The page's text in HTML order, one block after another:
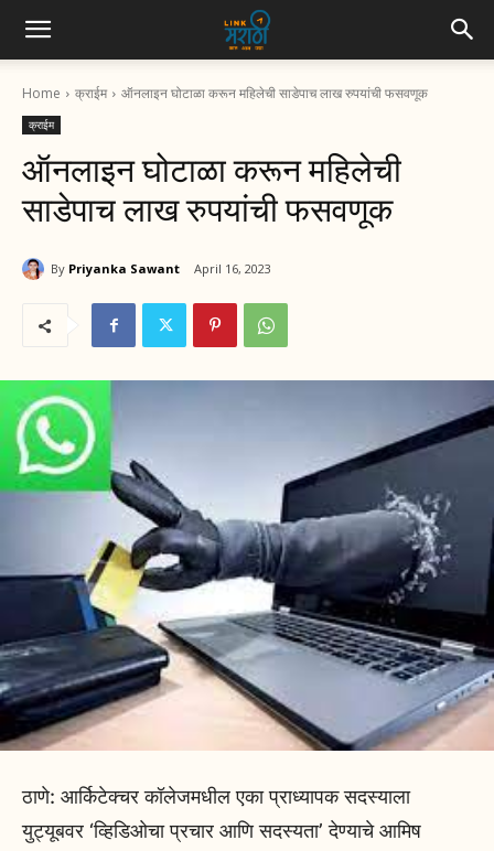
Home क्राईम ऑनलाइन घोटाळा करून महिलेची साडेपाच लाख रुपयांची फसवणूक
क्राईम
ऑनलाइन घोटाळा करून महिलेची
साडेपाच लाख रुपयांची फसवणूक
By Priyanka Sawant April 16, 2023
ठाणे: आर्किटेक्चर कॉलेजमधील एका प्राध्यापक सदस्याला
युट्यूबवर ‘व्हिडिओचा प्रचार आणि सदस्यता’ देण्याचे आमिष